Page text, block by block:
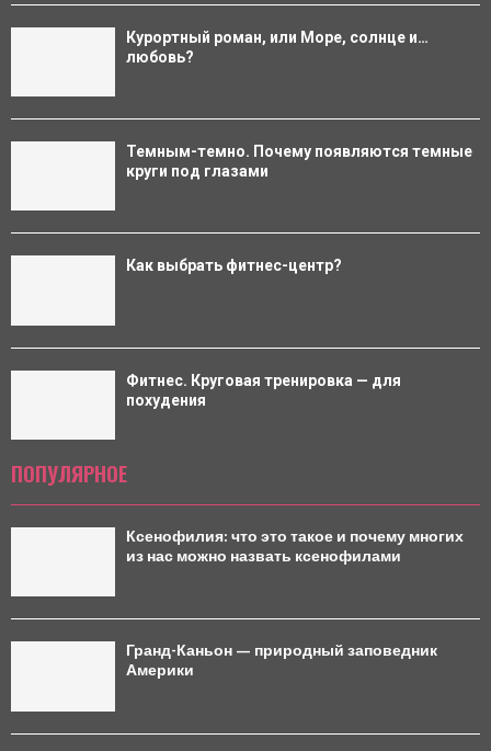
Курортный роман, или Море, солнце и…
любовь?
Темным-темно. Почему появляются темные
круги под глазами
Как выбрать фитнес-центр?
Фитнес. Круговая тренировка — для
похудения
ПОПУЛЯРНОЕ
Ксенофилия: что это такое и почему многих
из нас можно назвать ксенофилами
Гранд-Каньон — природный заповедник
Америки